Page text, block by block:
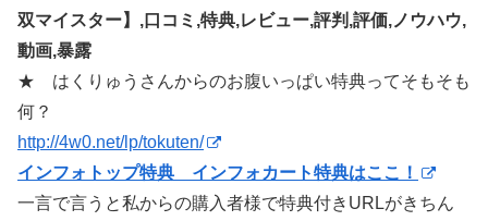
双マイスター】,口コミ,特典,レビュー,評判,評価,ノウハウ,
動画,暴露
★ はくりゅうさんからのお腹いっぱい特典ってそもそも
何？
http://4w0.net/lp/tokuten/
インフォトップ特典 インフォカート特典はここ！
一言で言うと私からの購入者様で特典付きURLがきちん